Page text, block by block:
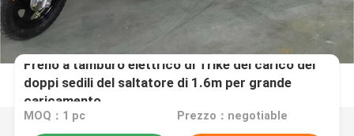
Freno a tamburo elettrico di Trike del carico dei
doppi sedili del saltatore di 1.6m per grande
caricamento
MOQ：1 pc Prezzo：negotiable